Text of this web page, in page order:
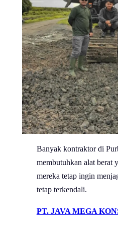
Banyak kontraktor di
membutuhkan alat berat
mereka tetap ingin
tetap terkendali.
PT. JAVA MEGA